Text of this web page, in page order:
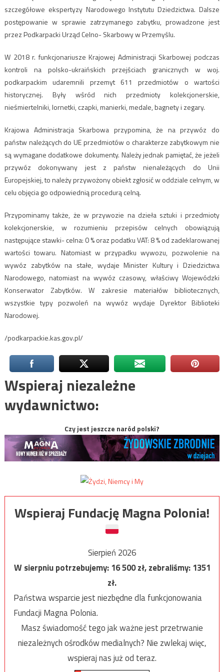
szczegółowe ekspertyzy Narodowego Instytutu Dziedzictwa. Dalsze
postępowanie w sprawie zatrzymanego zabytku, prowadzone jest
przez Podkarpacki Urząd Celno- Skarbowy w Przemyślu.
W 2018 r. funkcjonariusze Krajowej Administracji Skarbowej podczas
kontroli na polsko-ukraińskich przejściach granicznych w woj.
podkarpackim udaremnili przemyt 611 przedmiotów o wartości
historycznej. Były wśród nich przedmioty kolekcjonerskie,
nieśmiertelniki, lornetki, czapki, manierki, medale, bagnety i zegary.
Krajowa Administracja Skarbowa przypomina, że na przywóz do
państw należących do UE przedmiotów o charakterze zabytkowym nie
są wymagane dodatkowe dokumenty. Należy jednak pamiętać, że jeżeli
przywóz dokonywany jest z państw nienależących do Unii
Europejskiej, to należy przywożony obiekt zgłosić w oddziale celnym, w
celu objęcia go odpowiednią procedurą celną.
Przypominamy także, że w przywozie na dzieła sztuki i przedmioty
kolekcjonerskie, w rozumieniu przepisów celnych obowiązują
następujące stawki- celna: 0 % oraz podatku VAT: 8 % od zadeklarowanej
wartości towaru. Natomiast w przypadku wywozu, pozwolenie na
wywóz zabytków na stałe, wydaje Minister Kultury i Dziedzictwa
Narodowego, natomiast na wywóz czasowy, właściwy Wojewódzki
Konserwator Zabytków. W zakresie materiałów bibliotecznych,
wszystkie typy pozwoleń na wywóz wydaje Dyrektor Biblioteki
Narodowej.
/podkarpackie.kas.gov.pl/
Wspieraj niezależne
wydawnictwo:
Czy jest jeszcze naród polski?
Wspieraj Fundację Magna Polonia!
Sierpień 2026
W sierpniu potrzebujemy:16 500zł, zebraliśmy:1351
zł.
Państwa wsparcie jest niezbędne dla funkcjonowania
Fundacji Magna Polonia.
Masz świadomość tego jak ważne jest przetrwanie
niezależnych ośrodków medialnych? Nie zwlekaj więc,
wspieraj nas już od teraz.